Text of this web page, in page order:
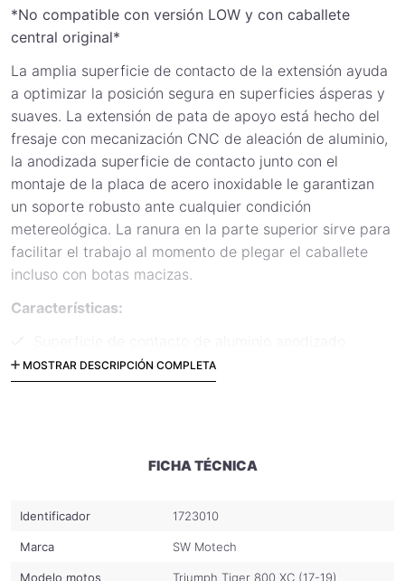
*No compatible con versión LOW y con caballete
central original*
La amplia superficie de contacto de la extensión ayuda
a optimizar la posición segura en superficies ásperas y
suaves. La extensión de pata de apoyo está hecho del
fresaje con mecanización CNC de aleación de aluminio,
la anodizada superficie de contacto junto con el
montaje de la placa de acero inoxidable le garantizan
un soporte robusto ante cualquier condición
metereológica. La ranura en la parte superior sirve para
facilitar el trabajo al momento de plegar el caballete
incluso con botas macizas.
Características:
Placas de acero inoxidable para sólidos enganches
Extensión de pata de apoyo específica para
Material de montaje
Manual de montaje
Código: STS.11.102.10300
MOSTRAR DESCRIPCIÓN COMPLETA
FICHA TÉCNICA
Identificador 1723010
Marca SW Motech
Modelo motos Triumph Tiger 800 XC (17-19)